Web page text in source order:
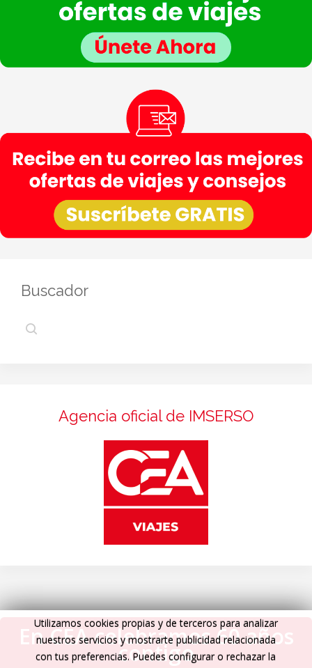
de VIAJESCEA, incluida información sobre acceso, conservación, rectificación, eliminación,
seguridad y otros temas.
Buscador
Agencia oficial de IMSERSO
En CEA celebramos 60 años
contigo
Utilizamos cookies propias y de terceros para analizar
nuestros servicios y mostrarte publicidad relacionada
con tus preferencias. Puedes configurar o rechazar la